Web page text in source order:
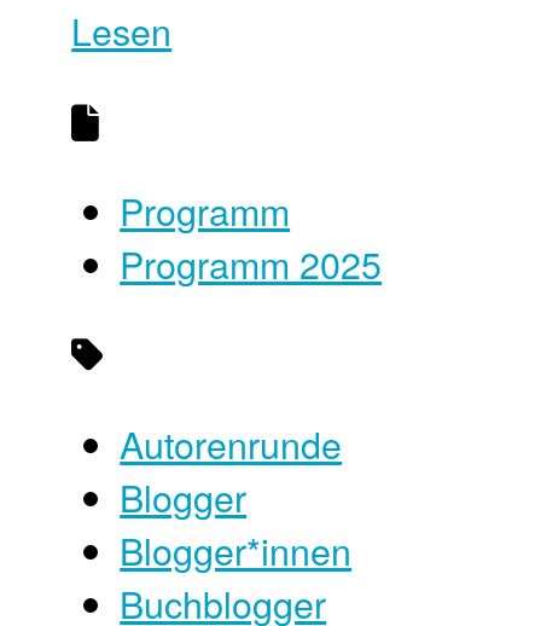
Lesen
Programm
Programm 2025
Autorenrunde
Blogger
Blogger*innen
Buchblogger